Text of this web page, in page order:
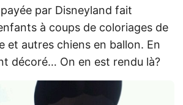
par Disneyland fait
à coups de coloriages de
et autres chiens en ballon. En
décoré… On en est rendu là?